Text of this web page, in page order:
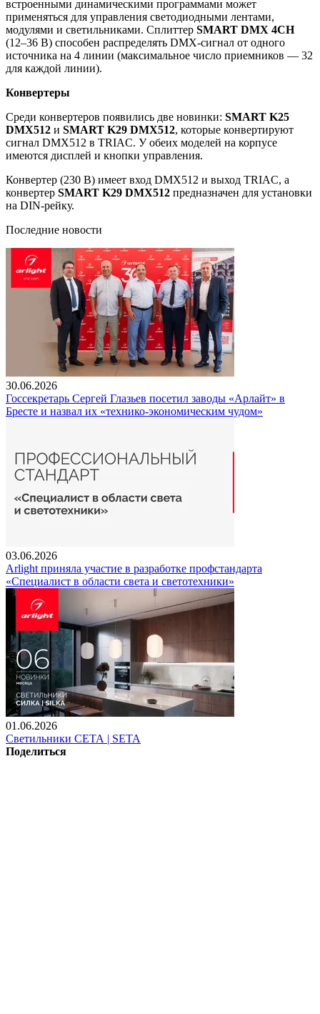
встроенными динамическими программами может
применяться для управления светодиодными лентами,
модулями и светильниками. Сплиттер SMART DMX 4CH
(12–36 В) способен распределять DMX-сигнал от одного
источника на 4 линии (максимальное число приемников — 32
для каждой линии).
Конвертеры
Среди конвертеров появились две новинки: SMART K25
DMX512 и SMART K29 DMX512, которые конвертируют
сигнал DMX512 в TRIAC. У обеих моделей на корпусе
имеются дисплей и кнопки управления.
Конвертер (230 В) имеет вход DMX512 и выход TRIAC, а
конвертер SMART K29 DMX512 предназначен для установки
на DIN-рейку.
Последние новости
30.06.2026
Госсекретарь Сергей Глазьев посетил заводы «Арлайт» в
Бресте и назвал их «технико-экономическим чудом»
03.06.2026
Arlight приняла участие в разработке профстандарта
«Специалист в области света и светотехники»
01.06.2026
Светильники СЕТА | SETA
Поделиться